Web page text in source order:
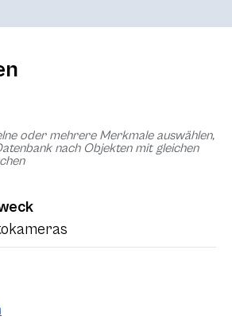
oder mehrere Merkmale auswählen,
nach Objekten mit gleichen